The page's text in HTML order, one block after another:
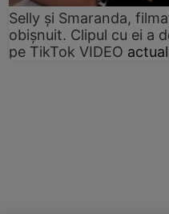
Selly și Smaranda,
obișnuit. Clipul cu ei a
pe TikTok VIDEO